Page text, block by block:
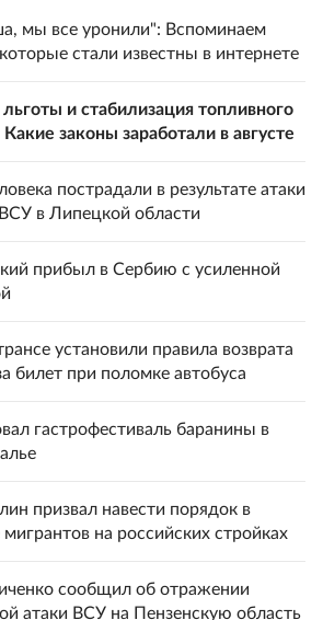
мы все уронили": Вспоминаем
стали известны в интернете
и стабилизация топливного
законы заработали в августе
пострадали в результате атаки
в Липецкой области
прибыл в Сербию с усиленной
установили правила возврата
билет при поломке автобуса
гастрофестиваль баранины в
призвал навести порядок в
мигрантов на российских стройках
сообщил об отражении
атаки ВСУ на Пензенскую область